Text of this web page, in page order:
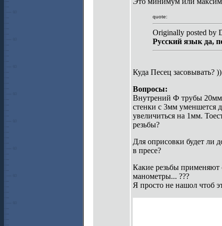
quote:
Originally posted by
Русский язык да,
Куда Песец засовывать? ))
Вопросы:
Внутрений Ф трубы
стенки с 3мм уменшется
увеличиться на 1мм.
резьбы?
Для оприсовки будет ли
в пресе?
Какие резьбы
манометры... ???
Я просто не нашол чтоб